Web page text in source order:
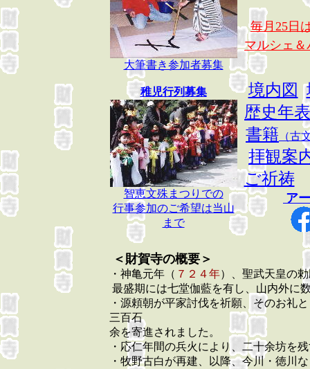
大筆書き参加者募集
稚児行列募集
智恵文殊まつりでの
行事参加のご希望は当山
まで
毎月25日
マルシェ
境内図
歴史年表
書籍 （古
拝観案
ご祈祷
ア
＜財賀寺の概要＞
・神亀元年（ ７２４年）、聖武天皇の
最盛期には七堂伽藍を有し、山内外に
・源頼朝が平家討伐を祈願、そのお礼
三百石
余を寄進されました。
・応仁年間の兵火により、二十余坊を
・牧野古白が再建、以降、今川・徳川